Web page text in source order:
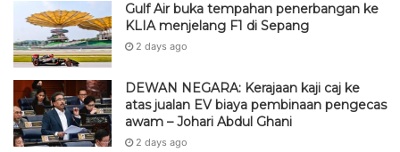
Gulf Air buka tempahan penerbangan ke
KLIA menjelang F1 di Sepang
2 days ago
DEWAN NEGARA: Kerajaan kaji caj ke
atas jualan EV biaya pembinaan pengecas
awam – Johari Abdul Ghani
2 days ago